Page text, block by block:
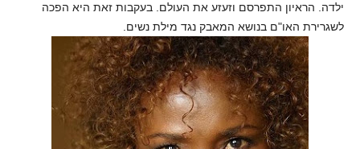
ילדה. הראיון התפרסם וזעזע את העולם. בעקבות זאת היא הפכה
לשגרירת האו"ם בנושא המאבק נגד מילת נשים.